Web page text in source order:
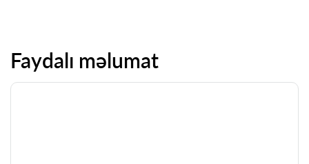
Faydalı məlumat